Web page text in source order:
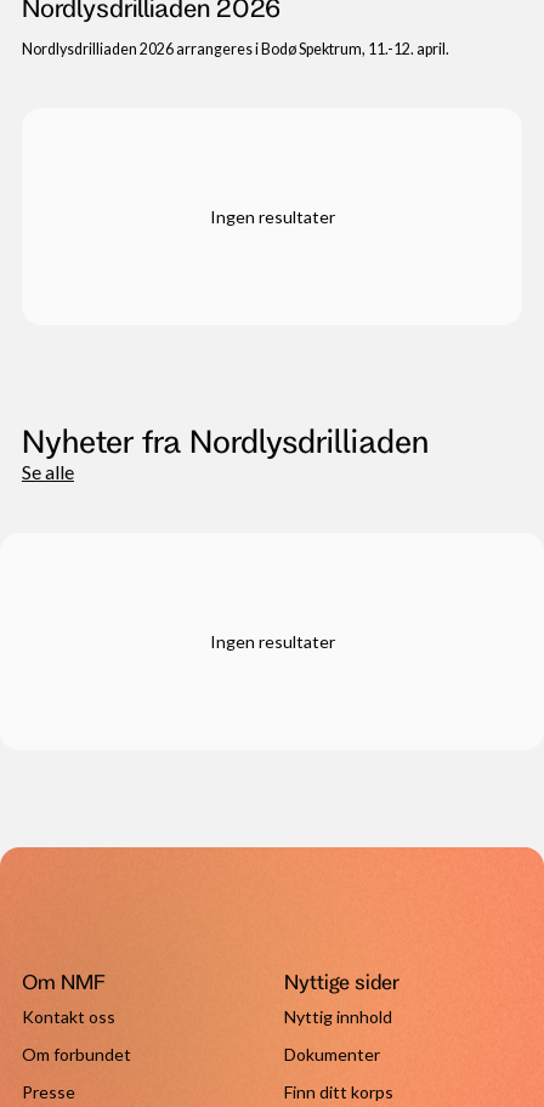
Nordlysdrilliaden 2026
Nordlysdrilliaden 2026 arrangeres i Bodø Spektrum, 11.-12. april.
Ingen resultater
Nyheter fra Nordlysdrilliaden
Se alle
Ingen resultater
Om NMF
Kontakt oss
Om forbundet
Presse
Nyttige sider
Nyttig innhold
Dokumenter
Finn ditt korps